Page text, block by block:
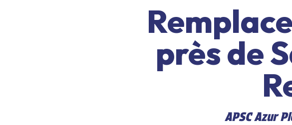
près de
APSC Azur